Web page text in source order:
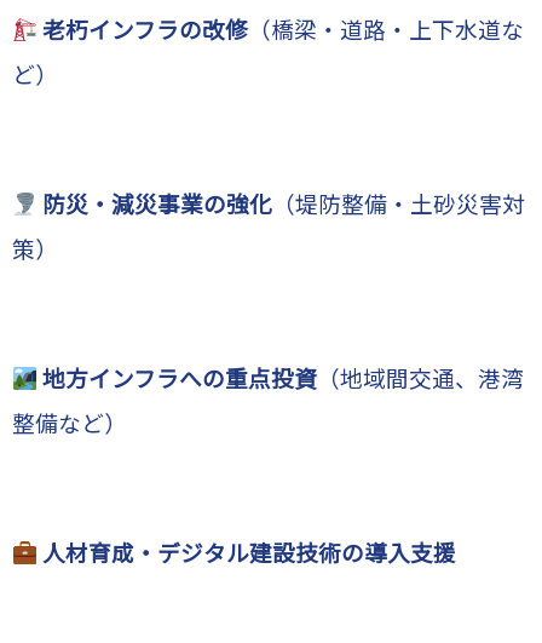
老朽インフラの改修（橋梁・道路・上下水道な
ど）
防災・減災事業の強化 （堤防整備・土砂災害対
策）
地方インフラへの重点投資（地域間交通、港湾
整備など）
人材育成・デジタル建設技術の導入支援